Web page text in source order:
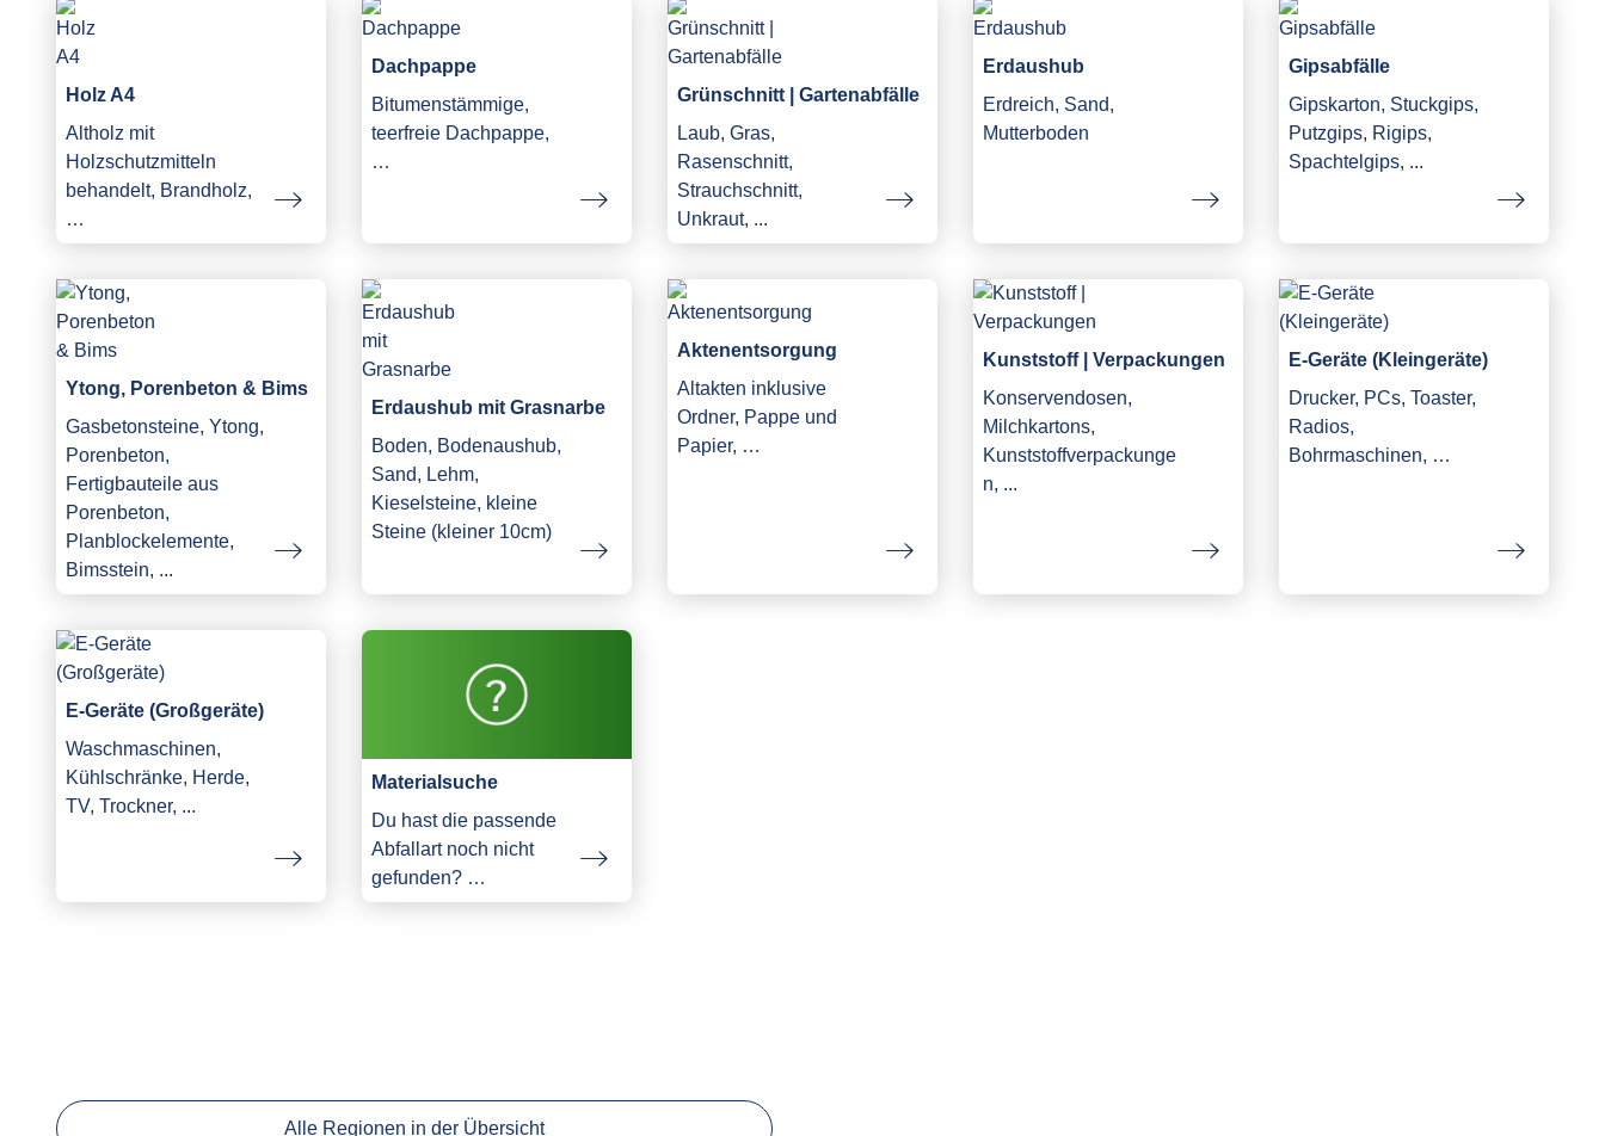
Holz A4
Altholz mit
Holzschutzmitteln
behandelt, Brandholz,
…
Dachpappe
Bitumenstämmige,
teerfreie Dachpappe,
…
Grünschnitt | Gartenabfälle
Laub, Gras,
Rasenschnitt,
Strauchschnitt,
Unkraut, ...
Erdaushub
Erdreich, Sand,
Mutterboden
Gipsabfälle
Gipskarton, Stuckgips,
Putzgips, Rigips,
Spachtelgips, ...
Ytong, Porenbeton & Bims
Gasbetonsteine, Ytong,
Porenbeton,
Fertigbauteile aus
Porenbeton,
Planblockelemente,
Bimsstein, ...
Erdaushub mit Grasnarbe
Boden, Bodenaushub,
Sand, Lehm,
Kieselsteine, kleine
Steine (kleiner 10cm)
Aktenentsorgung
Altakten inklusive
Ordner, Pappe und
Papier, …
Kunststoff | Verpackungen
Konservendosen,
Milchkartons,
Kunststoffverpackunge
n, ...
E-Geräte (Kleingeräte)
Drucker, PCs, Toaster,
Radios,
Bohrmaschinen, …
E-Geräte (Großgeräte)
Waschmaschinen,
Kühlschränke, Herde,
TV, Trockner, ...
Materialsuche
Du hast die passende
Abfallart noch nicht
gefunden? …
Alle Regionen in der Übersicht